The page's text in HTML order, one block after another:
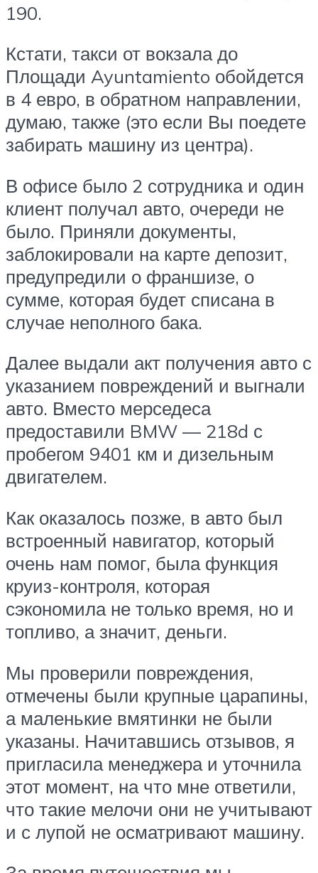
190.
Кстати, такси от вокзала до
Площади Ayuntamiento обойдется
в 4 евро, в обратном направлении,
думаю, также (это если Вы поедете
забирать машину из центра).
В офисе было 2 сотрудника и один
клиент получал авто, очереди не
было. Приняли документы,
заблокировали на карте депозит,
предупредили о франшизе, о
сумме, которая будет списана в
случае неполного бака.
Далее выдали акт получения авто с
указанием повреждений и выгнали
авто. Вместо мерседеса
предоставили BMW — 218d с
пробегом 9401 км и дизельным
двигателем.
Как оказалось позже, в авто был
встроенный навигатор, который
очень нам помог, была функция
круиз-контроля, которая
сэкономила не только время, но и
топливо, а значит, деньги.
Мы проверили повреждения,
отмечены были крупные царапины,
а маленькие вмятинки не были
указаны. Начитавшись отзывов, я
пригласила менеджера и уточнила
этот момент, на что мне ответили,
что такие мелочи они не учитывают
и с лупой не осматривают машину.